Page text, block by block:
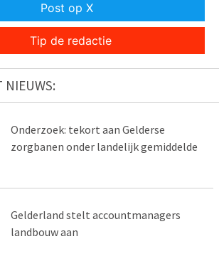
Post op X
Tip de redactie
NIEUWS:
Onderzoek: tekort aan Gelderse
zorgbanen onder landelijk gemiddelde
Gelderland stelt accountmanagers
landbouw aan